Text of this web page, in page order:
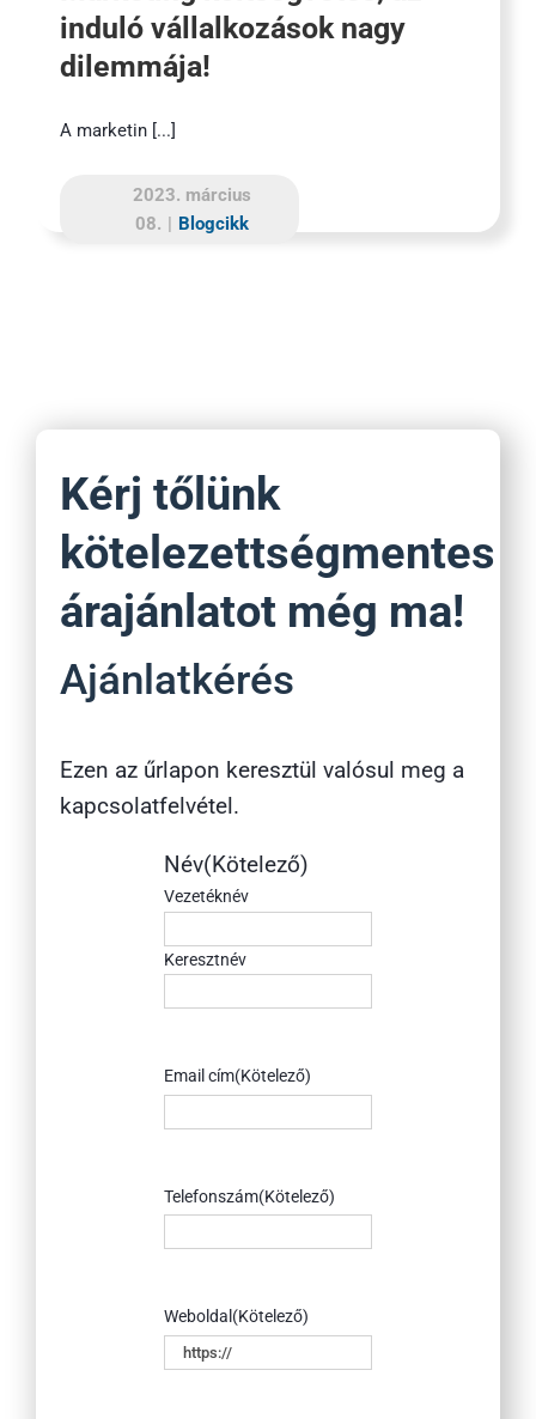
induló vállalkozások nagy
dilemmája!
A marketin [...]
2023. március
08. | Blogcikk
Kérj tőlünk
kötelezettségmentes
árajánlatot még ma!
Ajánlatkérés
Ezen az űrlapon keresztül valósul meg a
kapcsolatfelvétel.
Név(Kötelező)
Vezetéknév
Keresztnév
Email cím(Kötelező)
Telefonszám(Kötelező)
Weboldal (Kötelező)